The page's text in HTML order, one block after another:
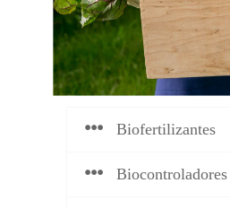
Biofertilizantes
Biocontroladores